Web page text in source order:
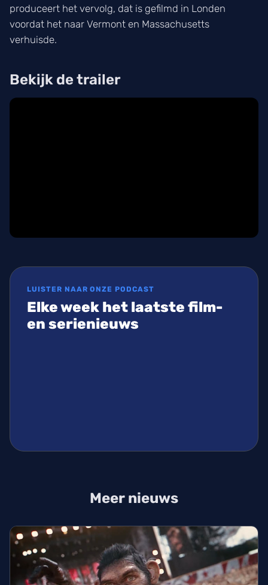
produceert het vervolg, dat is gefilmd in Londen
voordat het naar Vermont en Massachusetts
verhuisde.
Bekijk de trailer
LUISTER NAAR ONZE PODCAST
Elke week het laatste film-
en serienieuws
Meer nieuws